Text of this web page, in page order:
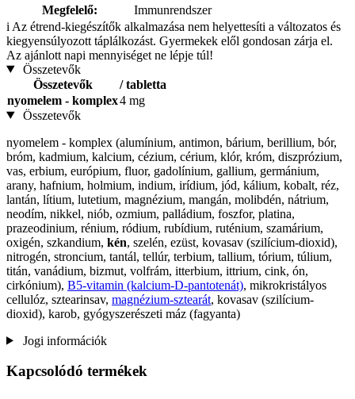
Megfelelő:
Immunrendszer
i Az étrend-kiegészítők alkalmazása nem helyettesíti a változatos és
kiegyensúlyozott táplálkozást. Gyermekek elől gondosan zárja el.
Az ajánlott napi mennyiséget ne lépje túl!
Összetevők
Összetevők
/ tabletta
nyomelem - komplex4 mg
Összetevők
nyomelem - komplex (alumínium, antimon, bárium, berillium, bór,
bróm, kadmium, kalcium, cézium, cérium, klór, króm, diszprózium,
vas, erbium, európium, fluor, gadolínium, gallium, germánium,
arany, hafnium, holmium, indium, irídium, jód, kálium, kobalt, réz,
lantán, lítium, lutetium, magnézium, mangán, molibdén, nátrium,
neodím, nikkel, niób, ozmium, palládium, foszfor, platina,
prazeodinium, rénium, ródium, rubídium, ruténium, szamárium,
oxigén, szkandium, kén, szelén, ezüst, kovasav (szilícium-dioxid),
nitrogén, stroncium, tantál, tellúr, terbium, tallium, tórium, túlium,
titán, vanádium, bizmut, volfrám, itterbium, ittrium, cink, ón,
cirkónium), B5-vitamin (kalcium-D-pantotenát), mikrokristályos
cellulóz, sztearinsav, magnézium-sztearát, kovasav (szilícium-
dioxid), karob, gyógyszerészeti máz (fagyanta)
Jogi információk
Kapcsolódó termékek